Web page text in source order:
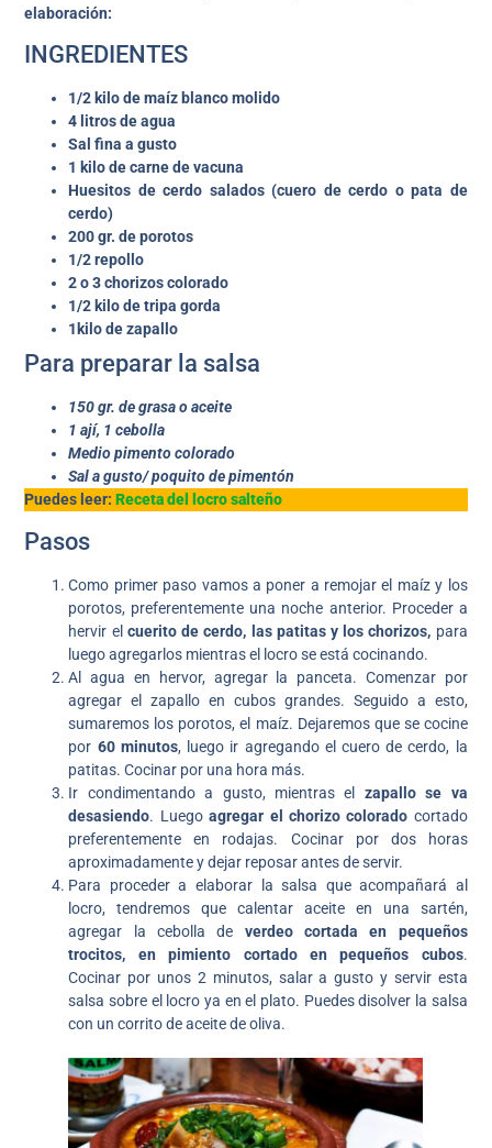
elaboración:
INGREDIENTES
1/2 kilo de maíz blanco molido
4 litros de agua
Sal fina a gusto
1 kilo de carne de vacuna
Huesitos de cerdo salados (cuero de cerdo o pata de
cerdo)
200 gr. de porotos
1/2 repollo
2 o 3 chorizos colorado
1/2 kilo de tripa gorda
1kilo de zapallo
Para preparar la salsa
150 gr. de grasa o aceite
1 ají, 1 cebolla
Medio pimento colorado
Sal a gusto/ poquito de pimentón
Puedes leer:Receta del locro salteño
Pasos
Como primer paso vamos a poner a remojar el maíz y los
porotos, preferentemente una noche anterior. Proceder a
hervir el cuerito de cerdo, las patitas y los chorizos, para
luego agregarlos mientras el locro se está cocinando.
Al agua en hervor, agregar la panceta. Comenzar por
agregar el zapallo en cubos grandes. Seguido a esto,
sumaremos los porotos, el maíz. Dejaremos que se cocine
por 60 minutos, luego ir agregando el cuero de cerdo, la
patitas. Cocinar por una hora más.
Ir condimentando a gusto, mientras el zapallo se va
desasiendo. Luegoagregar el chorizo colorado cortado
preferentemente en rodajas. Cocinar por dos horas
aproximadamente y dejar reposar antes de servir.
Para proceder a elaborar la salsa que acompañará al
locro, tendremos que calentar aceite en una sartén,
agregar la cebolla de verdeo cortada en pequeños
trocitos, en pimiento cortado en pequeños cubos.
Cocinar por unos 2 minutos, salar a gusto y servir esta
salsa sobre el locro ya en el plato. Puedes disolver la salsa
con un corrito de aceite de oliva.